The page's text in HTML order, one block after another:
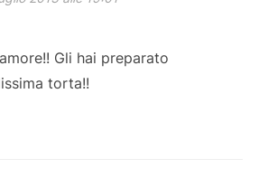
Gli hai preparato
torta!!